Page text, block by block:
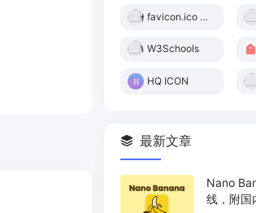
favicon.ico 生成器
W3Schools
HQ ICON
最新文章
Nano
线，附国